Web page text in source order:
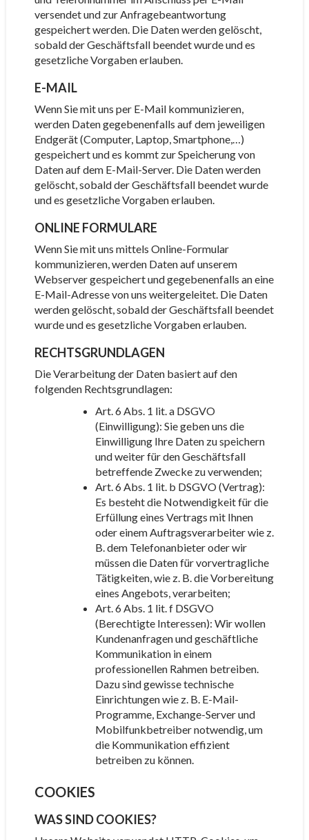
versendet und zur Anfragebeantwortung
gespeichert werden. Die Daten werden gelöscht,
sobald der Geschäftsfall beendet wurde und es
gesetzliche Vorgaben erlauben.
E-MAIL
Wenn Sie mit uns per E-Mail kommunizieren,
werden Daten gegebenenfalls auf dem jeweiligen
Endgerät (Computer, Laptop, Smartphone,…)
gespeichert und es kommt zur Speicherung von
Daten auf dem E-Mail-Server. Die Daten werden
gelöscht, sobald der Geschäftsfall beendet wurde
und es gesetzliche Vorgaben erlauben.
ONLINE FORMULARE
Wenn Sie mit uns mittels Online-Formular
kommunizieren, werden Daten auf unserem
Webserver gespeichert und gegebenenfalls an eine
E-Mail-Adresse von uns weitergeleitet. Die Daten
werden gelöscht, sobald der Geschäftsfall beendet
wurde und es gesetzliche Vorgaben erlauben.
RECHTSGRUNDLAGEN
Die Verarbeitung der Daten basiert auf den
folgenden Rechtsgrundlagen:
Art. 6 Abs. 1 lit. a DSGVO
(Einwilligung): Sie geben uns die
Einwilligung Ihre Daten zu speichern
und weiter für den Geschäftsfall
betreffende Zwecke zu verwenden;
Art. 6 Abs. 1 lit. b DSGVO (Vertrag):
Es besteht die Notwendigkeit für die
Erfüllung eines Vertrags mit Ihnen
oder einem Auftragsverarbeiter wie z.
B. dem Telefonanbieter oder wir
müssen die Daten für vorvertragliche
Tätigkeiten, wie z. B. die Vorbereitung
eines Angebots, verarbeiten;
Art. 6 Abs. 1 lit. f DSGVO
(Berechtigte Interessen): Wir wollen
Kundenanfragen und geschäftliche
Kommunikation in einem
professionellen Rahmen betreiben.
Dazu sind gewisse technische
Einrichtungen wie z. B. E-Mail-
Programme, Exchange-Server und
Mobilfunkbetreiber notwendig, um
die Kommunikation effizient
betreiben zu können.
COOKIES
WAS SIND COOKIES?